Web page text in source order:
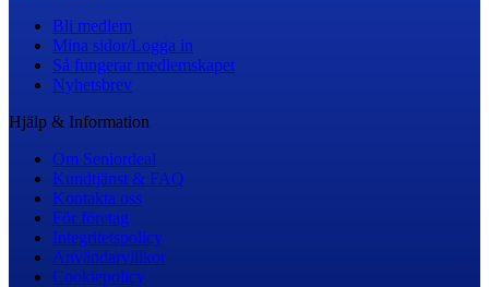
Bli medlem
Mina sidor/Logga in
Så fungerar medlemskapet
Nyhetsbrev
Hjälp & Information
Om Seniordeal
Kundtjänst & FAQ
Kontakta oss
För företag
Integritetspolicy
Användarvillkor
Cookiepolicy